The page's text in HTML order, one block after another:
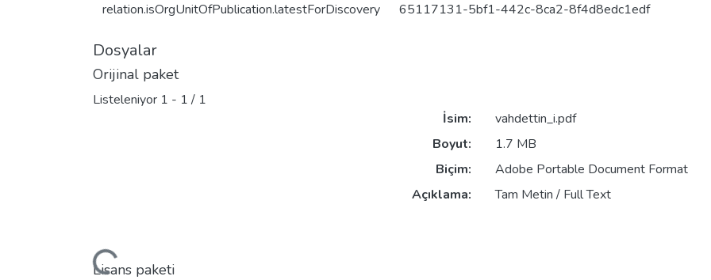
relation.isOrgUnitOfPublication.latestForDiscovery 65117131-5bf1-442c-8ca2-8f4d8edc1edf
Dosyalar
Orijinal paket
Listeleniyor 1 - 1 / 1
Yükleniyor...
İsim:
vahdettin_i.pdf
Boyut:
1.7 MB
Biçim:
Adobe Portable Document Format
Açıklama:
Tam Metin / Full Text
Lisans paketi